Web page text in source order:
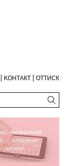
KОНТАКТ ОТТИСК